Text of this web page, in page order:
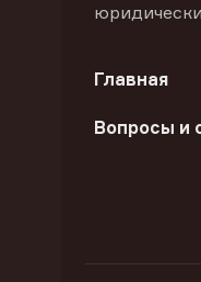
Главная
Вопросы и